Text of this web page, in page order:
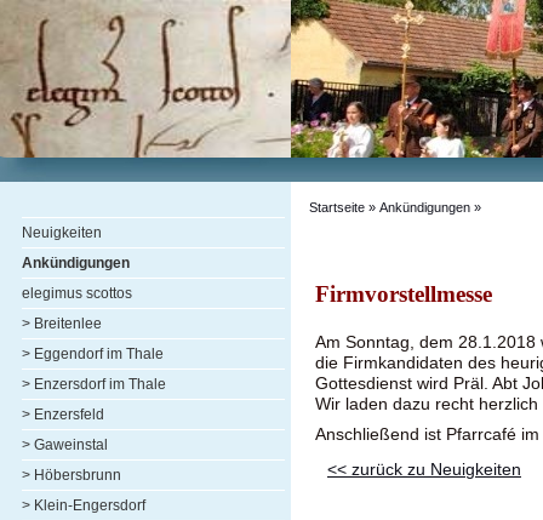
Neuigkeiten
Ankündigungen
elegimus scottos
> Breitenlee
> Eggendorf im Thale
> Enzersdorf im Thale
> Enzersfeld
> Gaweinstal
> Höbersbrunn
> Klein-Engersdorf
Startseite » Ankündigungen »
Firmvorstellmesse
Am Sonntag, dem
die Firmkandidaten des
Gottesdienst wird Präl. Abt
Wir laden dazu recht herzlich
Anschließend ist Pfarrcafé
<< zurück zu Neuigkeiten